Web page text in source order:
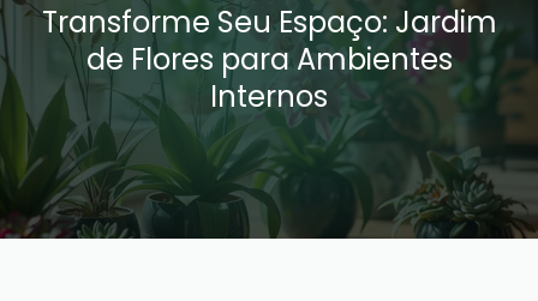
Transforme Seu Espaço: Jardim
de Flores para Ambientes
Internos